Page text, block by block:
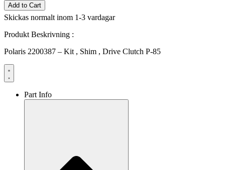
Add to Cart
Skickas normalt inom 1-3 vardagar
Produkt Beskrivning :
Polaris 2200387 – Kit , Shim , Drive Clutch P-85
Part Info